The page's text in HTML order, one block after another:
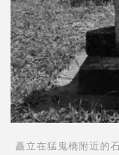
矗立在猛鬼橋附近的